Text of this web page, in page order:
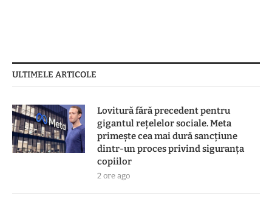
ULTIMELE ARTICOLE
Lovitură fără precedent pentru
gigantul rețelelor sociale. Meta
primește cea mai dură sancțiune
dintr-un proces privind siguranța
copiilor
2 ore ago